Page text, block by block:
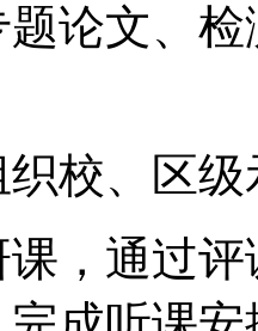
论文、
织校、区
，通过